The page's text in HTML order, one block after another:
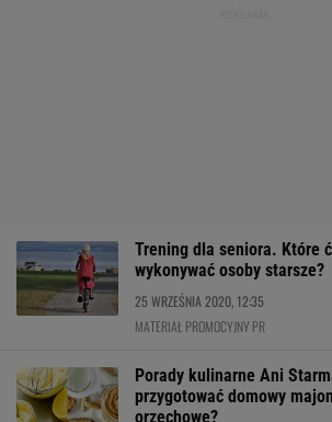
Trening dla seniora. Które
wykonywać osoby starsze?
25 WRZEŚNIA 2020, 12:35
MATERIAŁ PROMOCYJNY PR
Porady kulinarne Ani
przygotować domowy
orzechowe?